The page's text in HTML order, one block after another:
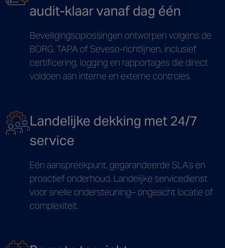
audit‑klaar vanaf dag één
Beveiligingsoplossingen ontworpen volgens de
BORG, TAPA of Seveso-richtlijnen, inclusief
certificering, logging en rapportages die direct
voldoen aan interne en externe controles.
Landelijke dekking met 24/7
service
Eén aanspreekpunt, gegarandeerde SLA’s en
proactief onderhoud. Landelijke servicedienst
voor snelle ondersteuning– ongeacht locatie of
complexiteit.